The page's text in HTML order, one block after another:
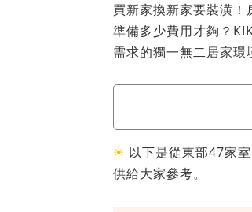
買新家換新家要裝潢
準備多少費用才夠？
需求的獨一無二居家環
☀ 以下是從東部47家
供給大家參考。